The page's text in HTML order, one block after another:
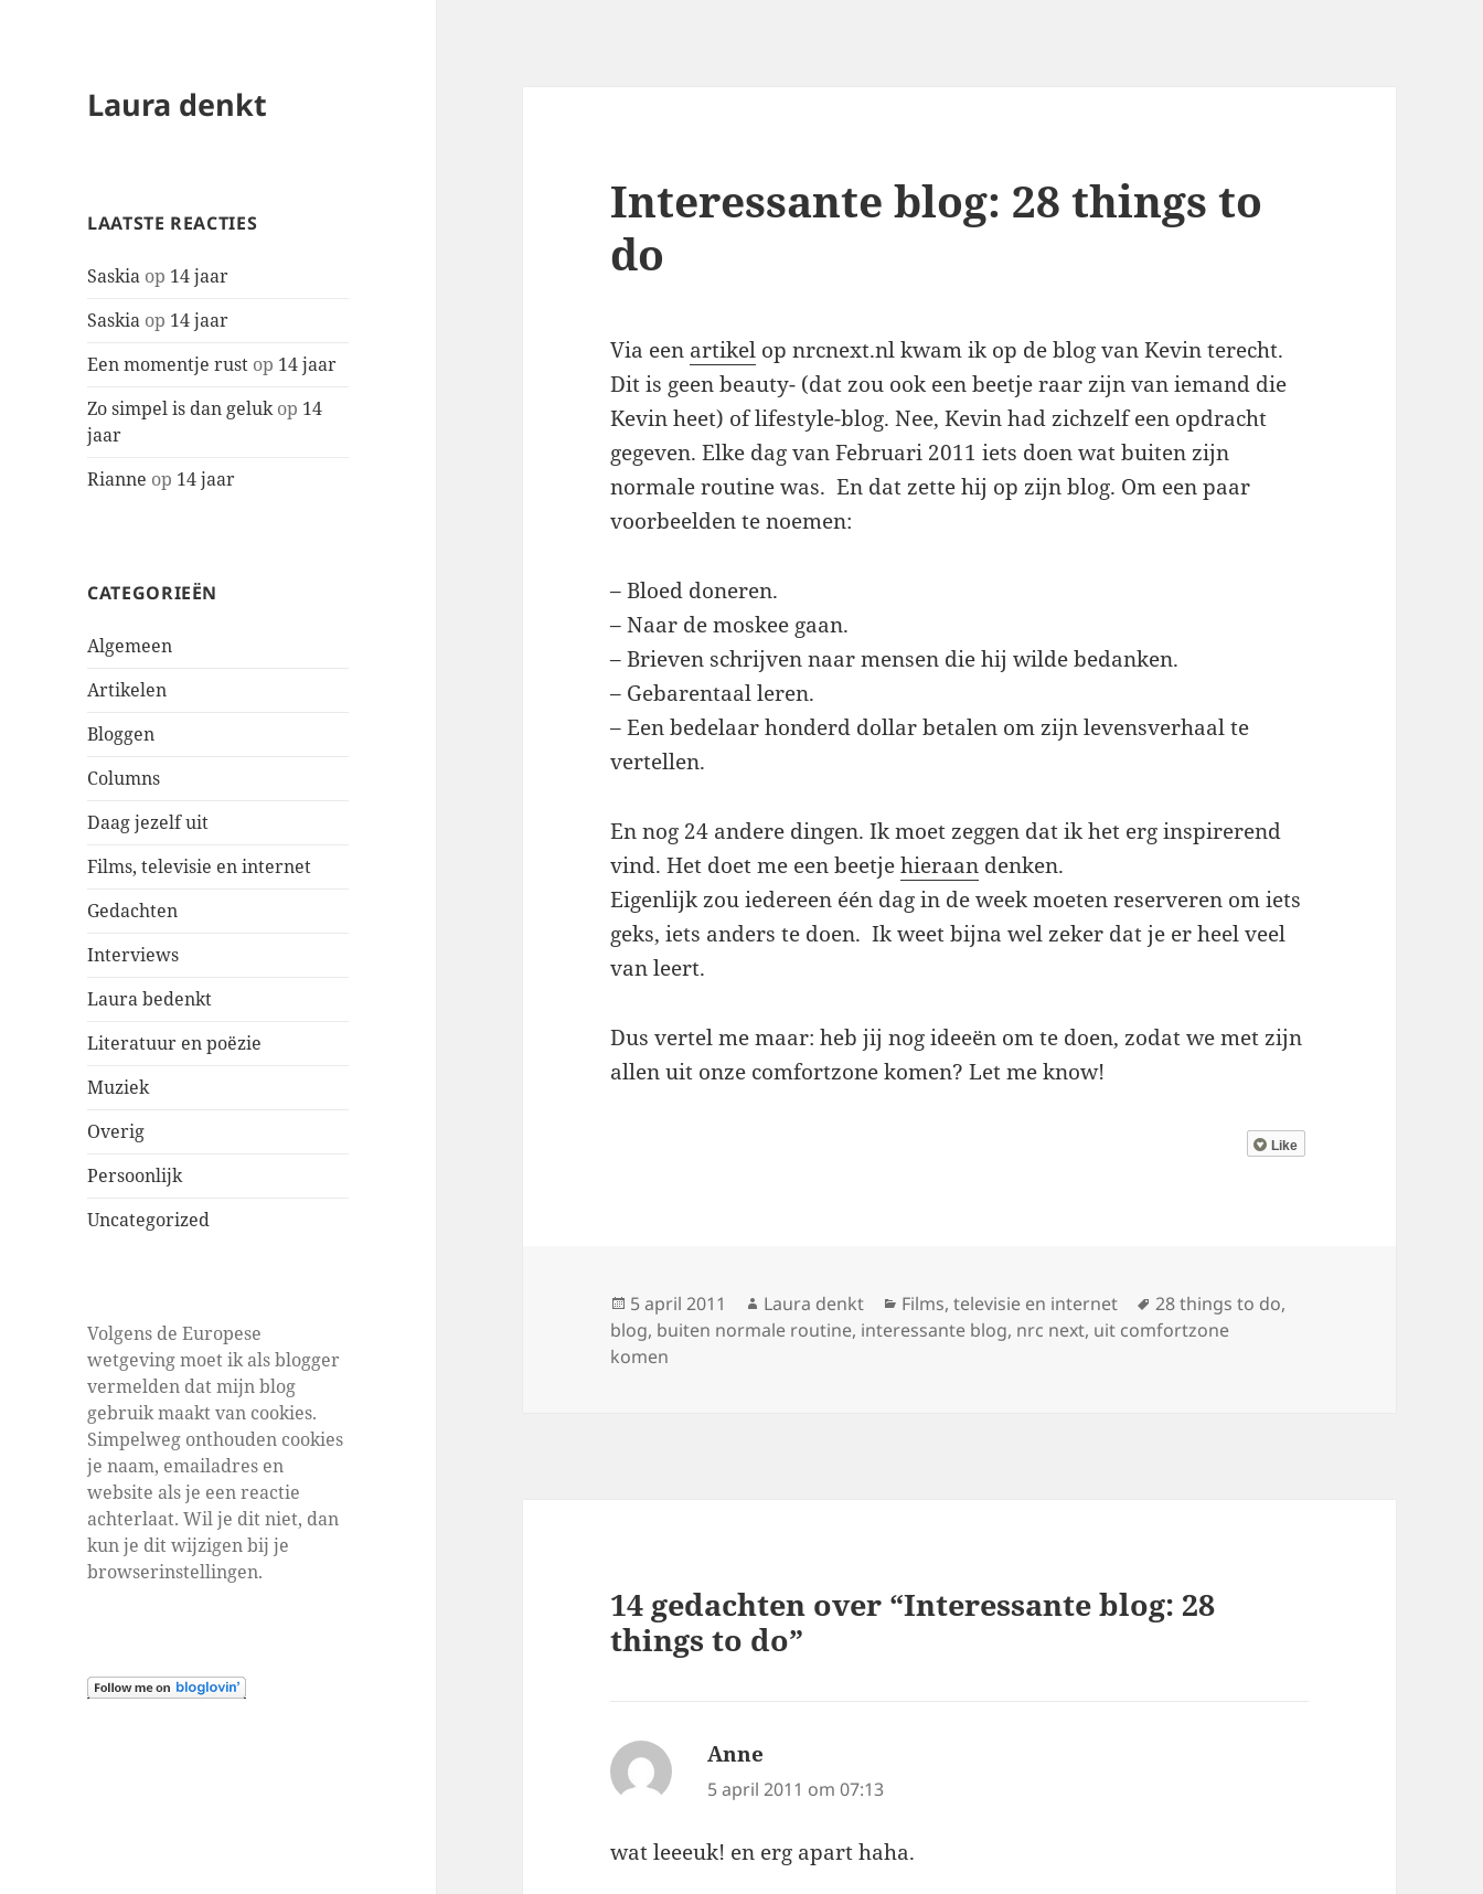
Laura denkt
LAATSTE REACTIES
Saskia op 14 jaar
Saskia op 14 jaar
Een momentje rust op 14 jaar
Zo simpel is dan gelukop 14
jaar
Rianne op 14 jaar
CATEGORIEËN
Algemeen
Artikelen
Bloggen
Columns
Daag jezelf uit
Films, televisie en internet
Gedachten
Interviews
Laura bedenkt
Literatuur en poëzie
Muziek
Overig
Persoonlijk
Uncategorized
Volgens de Europese
wetgeving moet ik als blogger
vermelden dat mijn blog
gebruik maakt van cookies.
Simpelweg onthouden cookies
je naam, emailadres en
website als je een reactie
achterlaat. Wil je dit niet, dan
kun je dit wijzigen bij je
browserinstellingen.
Interessante blog: 28 things to
do
Via een artikel op nrcnext.nl kwam ik op de blog van Kevin terecht.
Dit is geen beauty- (dat zou ook een beetje raar zijn van iemand die
Kevin heet) of lifestyle-blog. Nee, Kevin had zichzelf een opdracht
gegeven. Elke dag van Februari 2011 iets doen wat buiten zijn
normale routine was. En dat zette hij op zijn blog. Om een paar
voorbeelden te noemen:
– Bloed doneren.
– Naar de moskee gaan.
– Brieven schrijven naar mensen die hij wilde bedanken.
– Gebarentaal leren.
– Een bedelaar honderd dollar betalen om zijn levensverhaal te
vertellen.
En nog 24 andere dingen. Ik moet zeggen dat ik het erg inspirerend
vind. Het doet me een beetjehieraan denken.
Eigenlijk zou iedereen één dag in de week moeten reserveren om iets
geks, iets anders te doen. Ik weet bijna wel zeker dat je er heel veel
van leert.
Dus vertel me maar: heb jij nog ideeën om te doen, zodat we met zijn
allen uit onze comfortzone komen? Let me know!
Like
Geplaatst
op
5 april 2011 Auteur
Laura denkt Categorieën
Films, televisie en internet Tags
28 things to do,
blog, buiten normale routine, interessante blog, nrc next, uit comfortzone
komen
14 gedachten over “Interessante blog: 28
things to do”
Anne
5 april 2011 om 07:13
wat leeeuk! en erg apart haha.